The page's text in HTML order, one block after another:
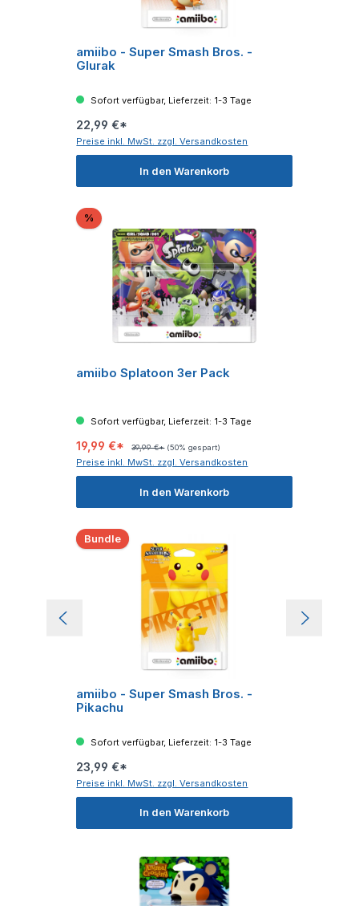
amiibo - Super Smash Bros. -
Glurak
Sofort verfügbar, Lieferzeit: 1-3 Tage
22,99 €*
Preise inkl. MwSt. zzgl. Versandkosten
In den Warenkorb
% Rabatt
amiibo Splatoon 3er Pack
Sofort verfügbar, Lieferzeit: 1-3 Tage
19,99 €* 39,99 €* (50% gespart)
Preise inkl. MwSt. zzgl. Versandkosten
In den Warenkorb
Bundle
amiibo - Super Smash Bros. -
Pikachu
Sofort verfügbar, Lieferzeit: 1-3 Tage
23,99 €*
Preise inkl. MwSt. zzgl. Versandkosten
In den Warenkorb